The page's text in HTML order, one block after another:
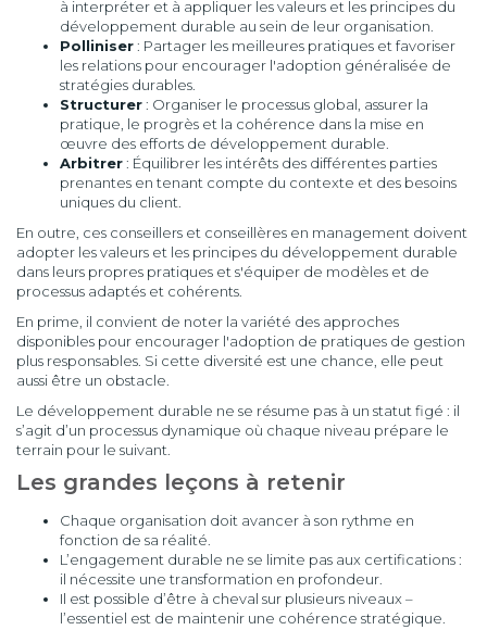
à interpréter et à appliquer les valeurs et les principes du
développement durable au sein de leur organisation.
Polliniser: Partager les meilleures pratiques et favoriser
les relations pour encourager l'adoption généralisée de
stratégies durables.
Structurer: Organiser le processus global, assurer la
pratique, le progrès et la cohérence dans la mise en
œuvre des efforts de développement durable.
Arbitrer: Équilibrer les intérêts des différentes parties
prenantes en tenant compte du contexte et des besoins
uniques du client.
En outre, ces conseillers et conseillères en management doivent
adopter les valeurs et les principes du développement durable
dans leurs propres pratiques et s'équiper de modèles et de
processus adaptés et cohérents.
En prime, il convient de noter la variété des approches
disponibles pour encourager l'adoption de pratiques de gestion
plus responsables. Si cette diversité est une chance, elle peut
aussi être un obstacle.
Le développement durable ne se résume pas à un statut figé : il
s’agit d’un processus dynamique où chaque niveau prépare le
terrain pour le suivant.
Les grandes leçons à retenir
Chaque organisation doit avancer à son rythme en
fonction de sa réalité.
L’engagement durable ne se limite pas aux certifications :
il nécessite une transformation en profondeur.
Il est possible d’être à cheval sur plusieurs niveaux –
l’essentiel est de maintenir une cohérence stratégique.